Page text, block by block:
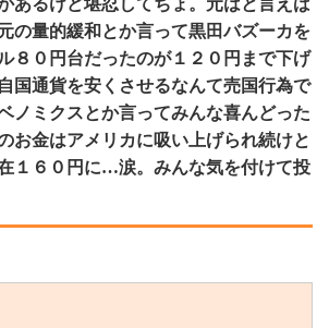
あるけど堪忍してちょ。元はと言えば
の量的緩和とか言って黒田バズーカを
８０円台だったのが１２０円まで下げ
国通貨を安くさせるなんて売国行為で
ノミクスとか言ってみんな喜んどった
お金はアメリカに吸い上げられ続けと
１６０円に…涙。みんな気を付けて投